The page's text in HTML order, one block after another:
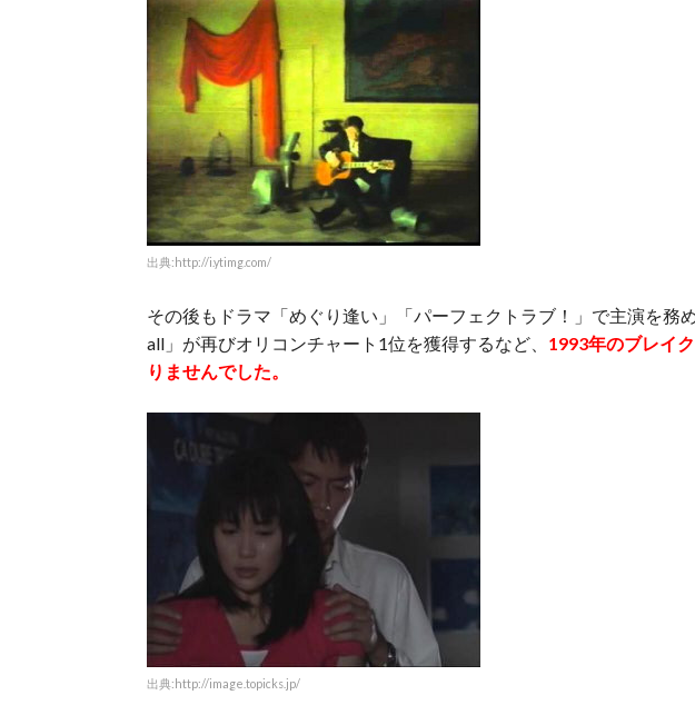
出典:http://i.ytimg.com/
その後もドラマ「めぐり逢い」「パーフェクトラブ！」で主演を務
all」が再びオリコンチャート1位を獲得するなど、 1993年のブレイ
りませんでした。
出典:http://image.topicks.jp/